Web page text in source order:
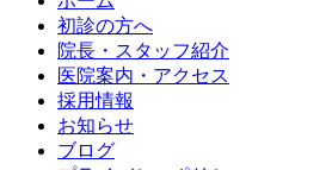
初診の方へ
院長・スタッフ紹介
医院案内・アクセス
採用情報
お知らせ
ブログ